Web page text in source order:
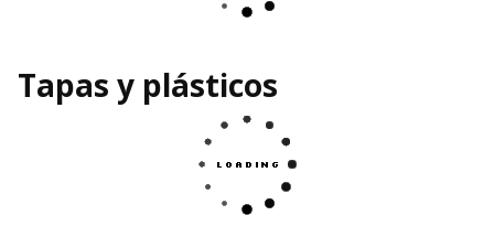
Tapas y plásticos